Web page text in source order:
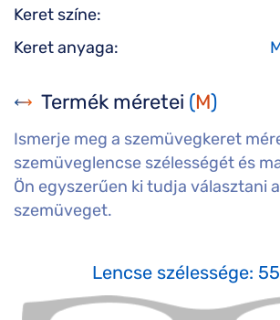
Keret színe:
Keret anyaga:
Termék méretei (M)
Ismerje meg a szemüvegkeret
szemüveglencse szélességét és
Ön egyszerűen ki tudja választani
szemüveget.
Lencse szélessége: